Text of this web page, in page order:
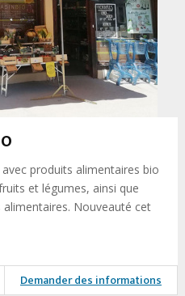
produits alimentaires bio
et légumes, ainsi que
Nouveauté cet
Demander des informations